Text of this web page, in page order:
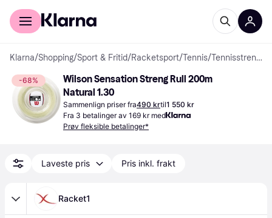
For kunder
Klarna/Shopping/Sport & Fritid/Racketsport/Tennis/ Tennisstrenger
-68%
Wilson Sensation Streng Rull 200m
Natural 1.30
Sammenlign priser fra490 krtil1 550 kr
Fra 3 betalinger av 169 kr med
Prøv fleksible betalinger*
Laveste pris Pris inkl. frakt
Racket1